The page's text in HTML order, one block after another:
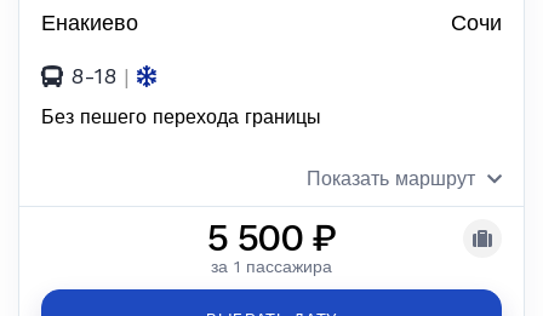
Енакиево Сочи
8-18 |
Без пешего перехода границы
Показать маршрут
5 500 ₽
за 1 пассажира